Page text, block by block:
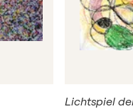
Lichtspiel